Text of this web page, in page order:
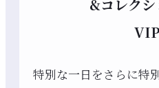
&コレク
特別な一日をさらに特